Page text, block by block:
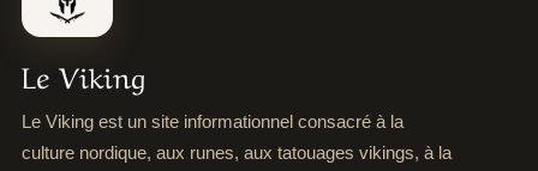
Le Viking
Le Viking est un site informationnel consacré à la
culture nordique, aux runes, aux tatouages vikings, à la